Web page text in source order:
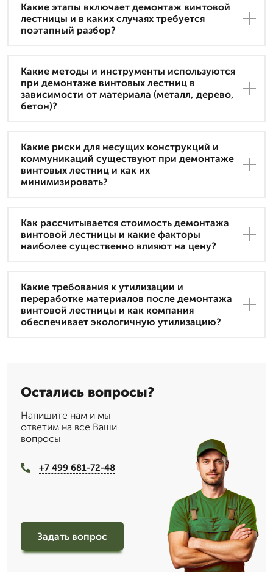
Какие этапы включает демонтаж винтовой
лестницы и в каких случаях требуется
поэтапный разбор?
Какие методы и инструменты используются
при демонтаже винтовых лестниц в
зависимости от материала (металл, дерево,
бетон)?
Какие риски для несущих конструкций и
коммуникаций существуют при демонтаже
винтовых лестниц и как их
минимизировать?
Как рассчитывается стоимость демонтажа
винтовой лестницы и какие факторы
наиболее существенно влияют на цену?
Какие требования к утилизации и
переработке материалов после демонтажа
винтовой лестницы и как компания
обеспечивает экологичную утилизацию?
Остались вопросы?
Напишите нам и мы
ответим на все Ваши
вопросы
+7 499 681-72-48
Задать вопрос